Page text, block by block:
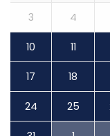
3 4
10 11
17 18
24 25